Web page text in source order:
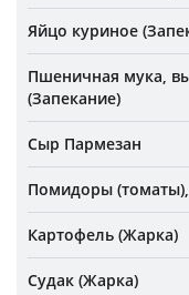
Яйцо куриное
Пшеничная мука,
(Запекание)
Сыр Пармезан
Помидоры
Картофель (Жарка)
Судак (Жарка)